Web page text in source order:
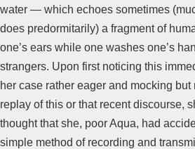
water — which echoes sometimes
does predormitarily) a fragment of
one’s ears while one washes one’s
strangers. Upon first noticing this
her case rather eager and mocking
replay of this or that recent discourse,
thought that she, poor Aqua, had
simple method of recording and